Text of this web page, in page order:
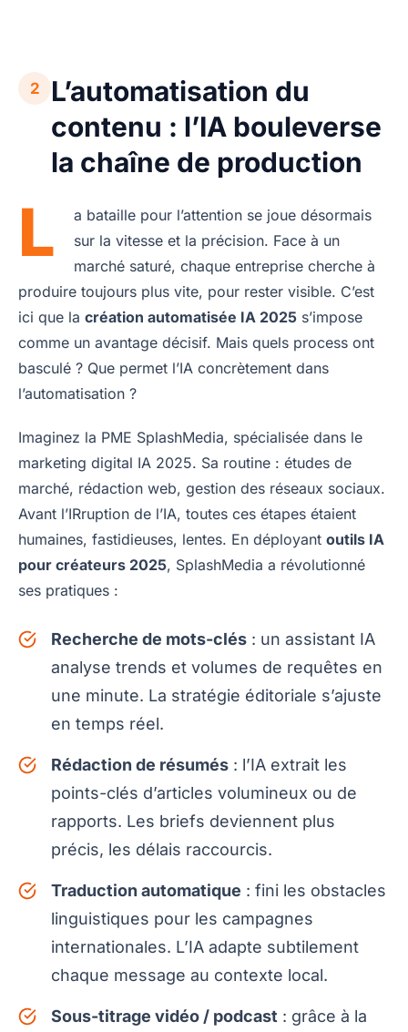
2
L’automatisation du
contenu : l’IA bouleverse
la chaîne de production
L
a bataille pour l’attention se joue désormais
sur la vitesse et la précision. Face à un
marché saturé, chaque entreprise cherche à
produire toujours plus vite, pour rester visible. C’est
ici que la création automatisée IA 2025 s’impose
comme un avantage décisif. Mais quels process ont
basculé ? Que permet l’IA concrètement dans
l’automatisation ?
Imaginez la PME SplashMedia, spécialisée dans le
marketing digital IA 2025. Sa routine : études de
marché, rédaction web, gestion des réseaux sociaux.
Avant l’IRruption de l’IA, toutes ces étapes étaient
humaines, fastidieuses, lentes. En déployant outils IA
pour créateurs 2025, SplashMedia a révolutionné
ses pratiques :
Recherche de mots-clés : un assistant IA
analyse trends et volumes de requêtes en
une minute. La stratégie éditoriale s’ajuste
en temps réel.
Rédaction de résumés : l’IA extrait les
points-clés d’articles volumineux ou de
rapports. Les briefs deviennent plus
précis, les délais raccourcis.
Traduction automatique : fini les obstacles
linguistiques pour les campagnes
internationales. L’IA adapte subtilement
chaque message au contexte local.
Sous-titrage vidéo / podcast : grâce à la